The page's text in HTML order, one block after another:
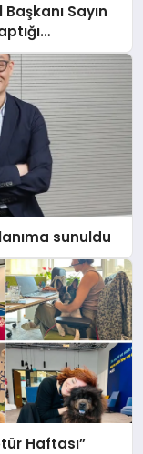
Sayın
sunuldu
Haftası”